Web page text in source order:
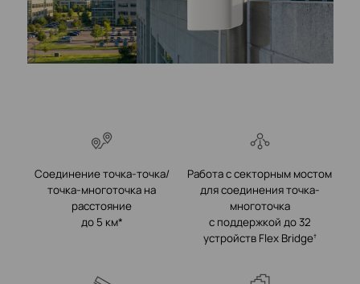
Соединение точка-точка/
точка-многоточка на
расстояние
до 5 км*
Работа с секторным мостом
для соединения точка-
многоточка
с поддержкой до 32
устройств Flex Bridge†